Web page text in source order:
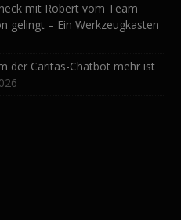
mit Robert vom Team
gelingt – Ein Werkzeugkasten
der Caritas-Chatbot mehr ist